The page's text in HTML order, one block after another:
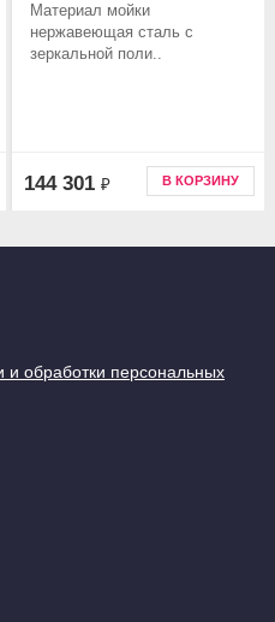
Материал мойки
нержавеющая сталь с
зеркальной поли..
144 301 ₽ В КОРЗИНУ
и обработки персональных